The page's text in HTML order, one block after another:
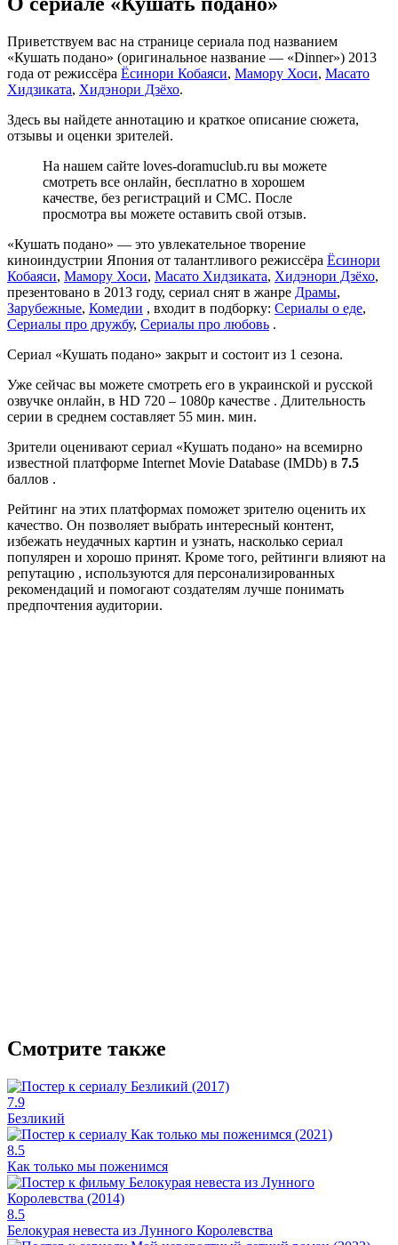
Приветствуем вас на странице сериала под названием
«Кушать подано» (оригинальное название — «Dinner») 2013
года от режиссёра Ёсинори Кобаяси, Мамору Хоси, Масато
Хидзиката, Хидэнори Дзёхо.
Здесь вы найдете аннотацию и краткое описание сюжета,
отзывы и оценки зрителей.
На нашем сайте loves-doramuclub.ru вы можете
смотреть все онлайн, бесплатно в хорошем
качестве, без регистраций и СМС. После
просмотра вы можете оставить свой отзыв.
«Кушать подано» — это увлекательное творение
киноиндустрии Япония от талантливого режиссёра Ёсинори
Кобаяси, Мамору Хоси, Масато Хидзиката, Хидэнори Дзёхо,
презентовано в 2013 году, сериал снят в жанре Драмы,
Зарубежные, Комедии , входит в подборку: Сериалы о еде,
Сериалы про дружбу, Сериалы про любовь .
Сериал «Кушать подано» закрыт и состоит из 1 сезона.
Уже сейчас вы можете смотреть его в украинской и русской
озвучке онлайн, в HD 720 – 1080p качестве . Длительность
серии в среднем составляет 55 мин. мин.
Зрители оценивают сериал «Кушать подано» на всемирно
известной платформе Internet Movie Database (IMDb) в 7.5
баллов .
Рейтинг на этих платформах поможет зрителю оценить их
качество. Он позволяет выбрать интересный контент,
избежать неудачных картин и узнать, насколько сериал
популярен и хорошо принят. Кроме того, рейтинги влияют на
репутацию , используются для персонализированных
рекомендаций и помогают создателям лучше понимать
предпочтения аудитории.
Смотрите также
7.9
Безликий
8.5
Как только мы поженимся
8.5
Белокурая невеста из Лунного Королевства